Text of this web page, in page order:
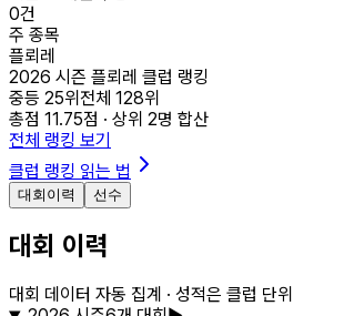
0건
주 종목
플뢰레
2026 시즌 플뢰레 클럽 랭킹
중등 25위전체 128위
총점 11.75점 · 상위 2명 합산
전체 랭킹 보기
클럽 랭킹 읽는 법
대회이력 선수
대회 이력
대회 데이터 자동 집계 · 성적은 클럽 단위